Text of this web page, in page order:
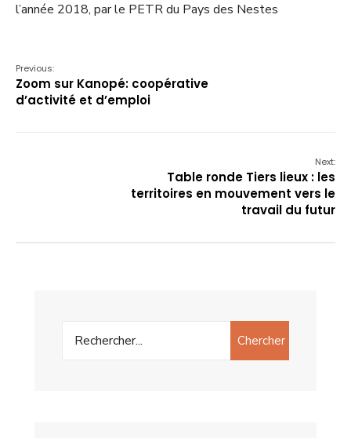
l’année 2018, par le PETR du Pays des Nestes
Previous:
Zoom sur Kanopé: coopérative
d’activité et d’emploi
Next:
Table ronde Tiers lieux : les
territoires en mouvement vers le
travail du futur
Chercher